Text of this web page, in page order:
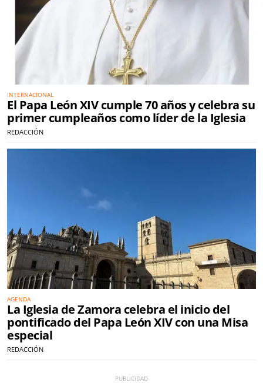
INTERNACIONAL
El Papa León XIV cumple 70 años y celebra su
primer cumpleaños como líder de la Iglesia
REDACCIÓN
AGENDA
La Iglesia de Zamora celebra el inicio del
pontificado del Papa León XIV con una Misa
especial
REDACCIÓN